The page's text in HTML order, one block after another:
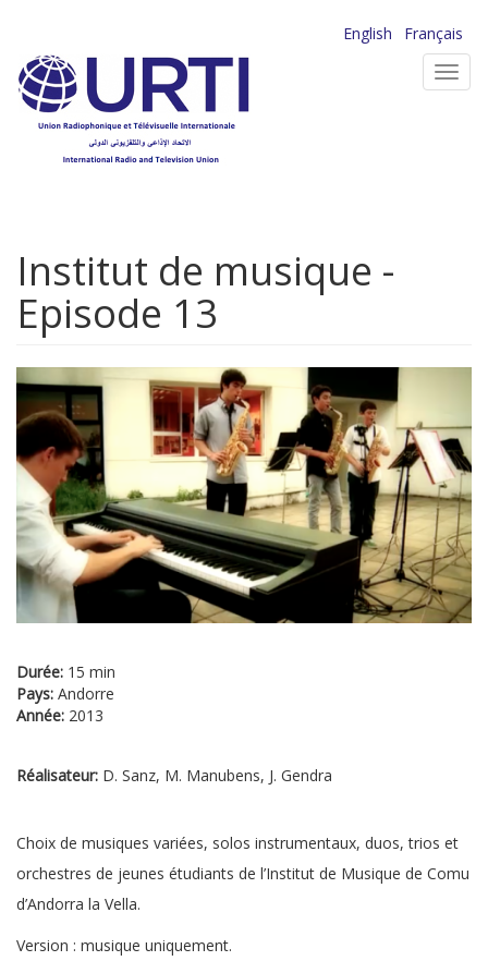
contenu
principal
English
Français
Institut de musique -
Episode 13
Durée: 15 min
Pays: Andorre
Année: 2013
Réalisateur: D. Sanz, M. Manubens, J. Gendra
Choix de musiques variées, solos instrumentaux, duos, trios et
orchestres de jeunes étudiants de l’Institut de Musique de Comu
d’Andorra la Vella.
Version : musique uniquement.